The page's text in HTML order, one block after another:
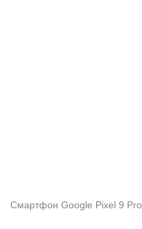
Смартфон Google Pixel 9 Pro